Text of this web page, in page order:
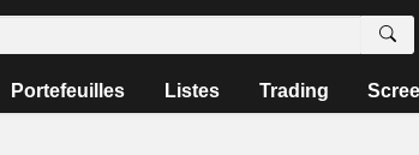
Portefeuilles Listes Trading